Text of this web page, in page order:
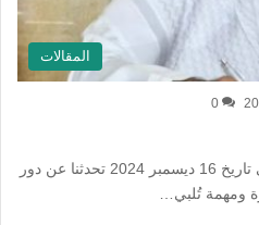
المقالات
0
في مقالة سابقة، والتي نشرت في تاريخ 16 ديسمبر 2024 تحدثنا عن دور
ومهمة تُلبي…